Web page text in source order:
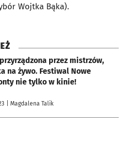
Wojtka Bąka).
przez mistrzów,
na żywo. Festiwal Nowe
nie tylko w kinie!
| Magdalena Talik